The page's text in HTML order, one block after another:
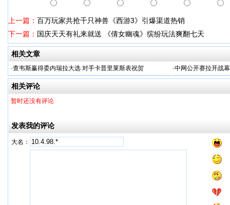
上一篇： 百万玩家共抢千只神兽《西游3》引爆渠道热销
下一篇： 国庆天天有礼来就送 《倩女幽魂》缤纷玩法爽翻七天
相关文章
·查韦斯赢得委内瑞拉大选 对手卡普里莱斯表祝贺 ·中网公开赛拉开战
相关评论
暂时还没有评论
发表我的评论
大名：